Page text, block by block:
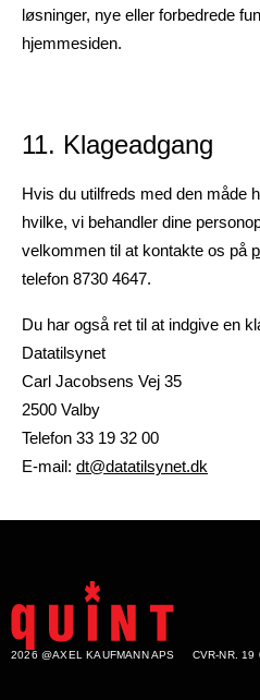
løsninger, nye eller forbedrede
hjemmesiden.
11. Klageadgang
Hvis du utilfreds med den måde
hvilke, vi behandler dine
velkommen til at kontakte os på
telefon 8730 4647.
Du har også ret til at indgive en
Datatilsynet
Carl Jacobsens Vej 35
2500 Valby
Telefon 33 19 32 00
E-mail: dt@datatilsynet.dk
2026 @AXEL KAUFMANN APS CVR-NR. 19